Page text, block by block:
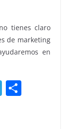
tienes claro
de marketing
en
T